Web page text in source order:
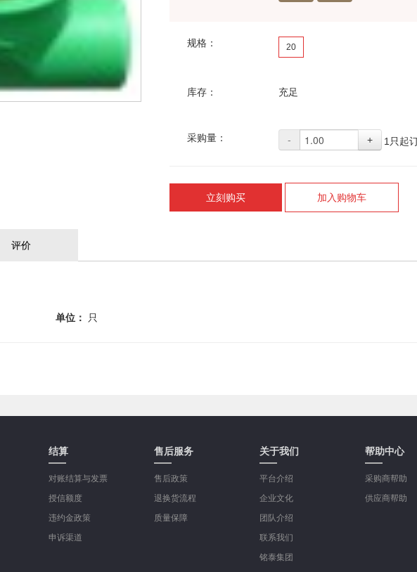
规格： 20
库存： 充足
采购量： - + 1只起
立刻购买 加入购物车
评价
单位： 只
结算
对账结算与发票
授信额度
违约金政策
申诉渠道
售后服务
售后政策
退换货流程
质量保障
关于我们
平台介绍
企业文化
团队介绍
联系我们
铭泰集团
帮助中心
采购商帮助
供应商帮助